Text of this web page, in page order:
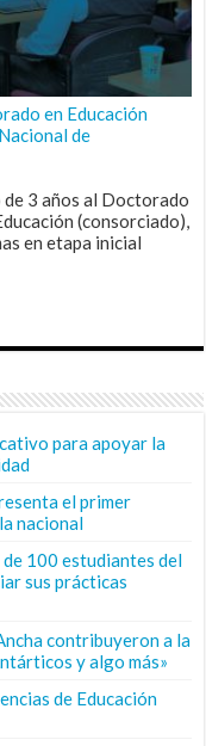
en Educación
de
3 años al Doctorado
(consorciado),
en etapa inicial
para apoyar la
el primer
nacional
100 estudiantes del
sus prácticas
contribuyeron a la
y algo más»
de Educación